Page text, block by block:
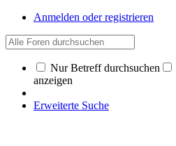
Anmelden oder registrieren
Nur Betreff durchsuchen
anzeigen
Erweiterte Suche